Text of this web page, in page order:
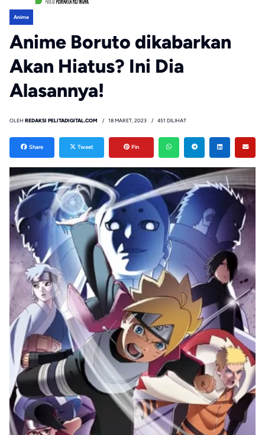
Anime
Anime Boruto dikabarkan
Akan Hiatus? Ini Dia
Alasannya!
OLEH REDAKSI PELITADIGITAL.COM 18 MARET, 2023 451 DILIHAT
Share Tweet Pin